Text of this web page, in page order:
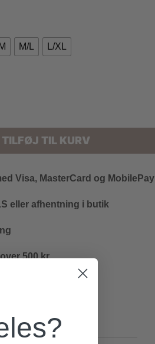
M/L L/XL
TILFØJ TIL KURV
Visa, MasterCard og MobilePay
eller afhentning i butik
500 kr.